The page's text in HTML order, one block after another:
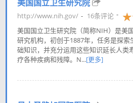
美国国立卫生研究院
http://www.nih.gov/ 16条评论
美国国立卫生研究院（简称NIH）是美
研究机构，初创于1887年，任务是探
础知识，并充分运用这些知识延长人类
疗各种疾病和残障。N...[更多]